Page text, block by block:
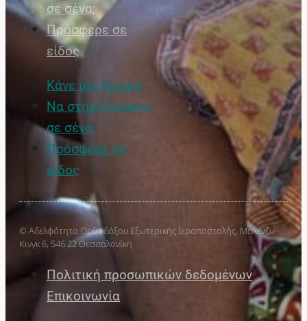
σε σένα;
Πρόσφερε σε
είδος
Κάνε μία δωρεά
Να στηριζόμαστε
σε σένα;
Πρόσφερε σε
είδος
© Αδελφότητα Ορθοδόξου Εξωτερικής Ιεραποστολής, Μακένζυ
Κινγκ 6, 546 22 Θεσσαλονίκη
Πολιτική προσωπικών δεδομένων
Επικοινωνία